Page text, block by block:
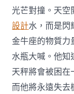
光芒對撞。天
設計水，而是閃
金牛座的物質力
水瓶大喊。他知
天秤將會被困在
而他將永遠失去